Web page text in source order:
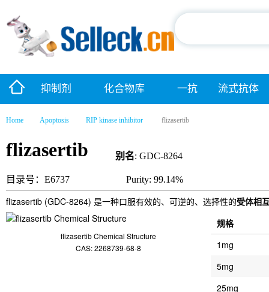
抑制剂 化合物库 一抗 流式抗体
Home Apoptosis RIP kinase inhibitor flizasertib
flizasertib 别名: GDC-8264
目录号：E6737 Purity: 99.14%
flizasertib (GDC-8264) 是一种口服有效的、可逆的、选择性的受体相
flizasertib Chemical Structure
CAS: 2268739-68-8
规格
1mg
5mg
25mg